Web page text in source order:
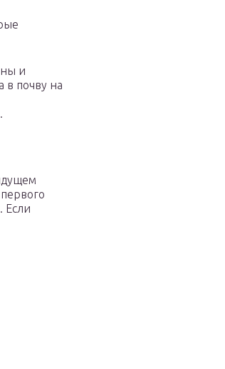
и
в почву на
Если